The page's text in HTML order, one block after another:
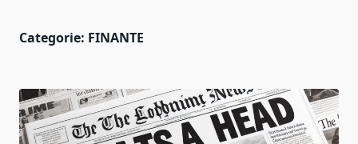
Categorie: FINANTE